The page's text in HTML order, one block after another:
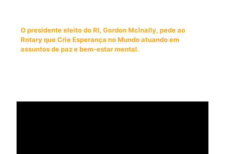
O presidente eleito do RI, Gordon McInally, pede ao
Rotary que Crie Esperança no Mundo atuando em
assuntos de paz e bem-estar mental.